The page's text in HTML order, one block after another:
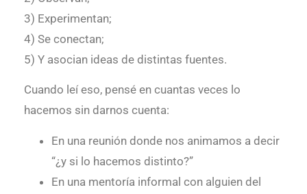
3) Experimentan;
4) Se conectan;
5) Y asocian ideas de distintas fuentes.
Cuando leí eso, pensé en cuantas veces lo
hacemos sin darnos cuenta:
En una reunión donde nos animamos a decir
“¿y si lo hacemos distinto?”
En una mentoría informal con alguien del